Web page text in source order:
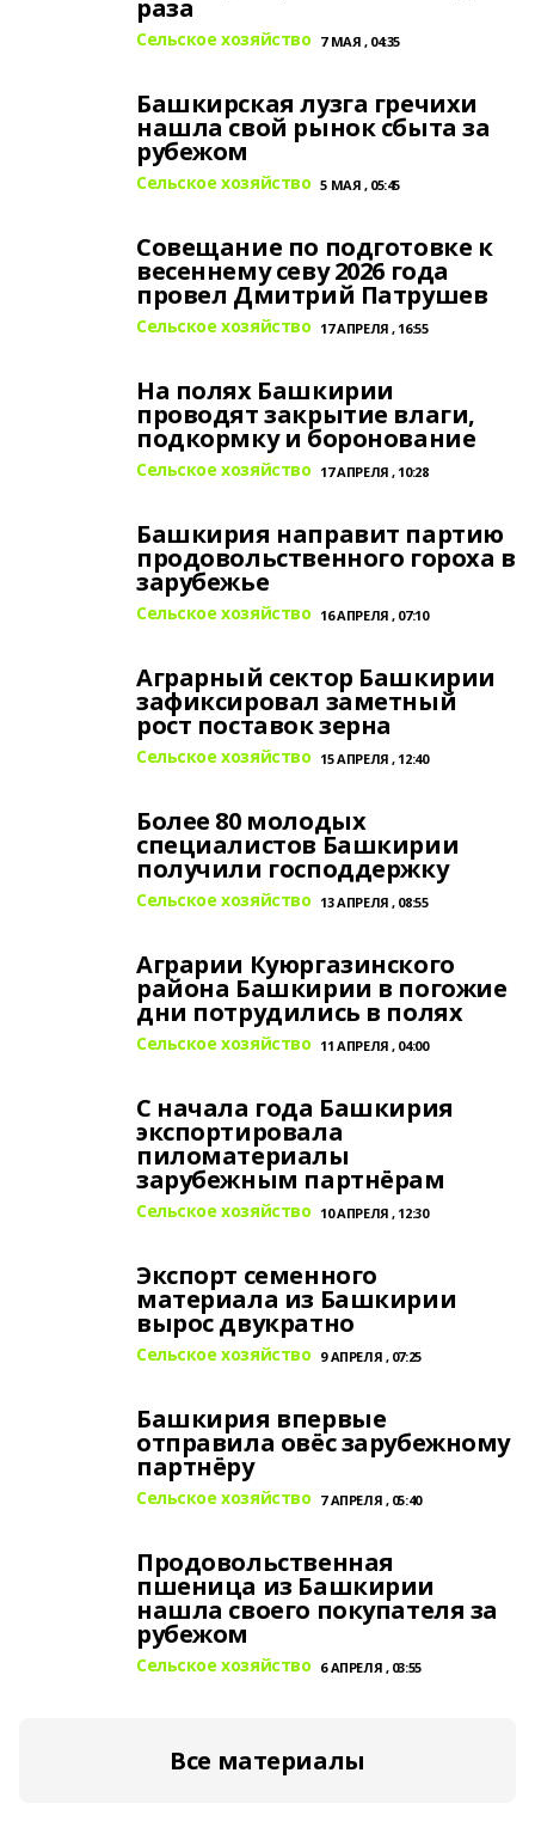
раза
Сельское хозяйство 7 МАЯ , 04:35
Башкирская лузга гречихи
нашла свой рынок сбыта за
рубежом
Сельское хозяйство 5 МАЯ , 05:45
Совещание по подготовке к
весеннему севу 2026 года
провел Дмитрий Патрушев
Сельское хозяйство 17 АПРЕЛЯ , 16:55
На полях Башкирии
проводят закрытие влаги,
подкормку и боронование
Сельское хозяйство 17 АПРЕЛЯ , 10:28
Башкирия направит партию
продовольственного гороха в
зарубежье
Сельское хозяйство 16 АПРЕЛЯ , 07:10
Аграрный сектор Башкирии
зафиксировал заметный
рост поставок зерна
Сельское хозяйство 15 АПРЕЛЯ , 12:40
Более 80 молодых
специалистов Башкирии
получили господдержку
Сельское хозяйство 13 АПРЕЛЯ , 08:55
Аграрии Куюргазинского
района Башкирии в погожие
дни потрудились в полях
Сельское хозяйство 11 АПРЕЛЯ , 04:00
С начала года Башкирия
экспортировала
пиломатериалы
зарубежным партнёрам
Сельское хозяйство 10 АПРЕЛЯ , 12:30
Экспорт семенного
материала из Башкирии
вырос двукратно
Сельское хозяйство 9 АПРЕЛЯ , 07:25
Башкирия впервые
отправила овёс зарубежному
партнёру
Сельское хозяйство 7 АПРЕЛЯ , 05:40
Продовольственная
пшеница из Башкирии
нашла своего покупателя за
рубежом
Сельское хозяйство 6 АПРЕЛЯ , 03:55
Все материалы